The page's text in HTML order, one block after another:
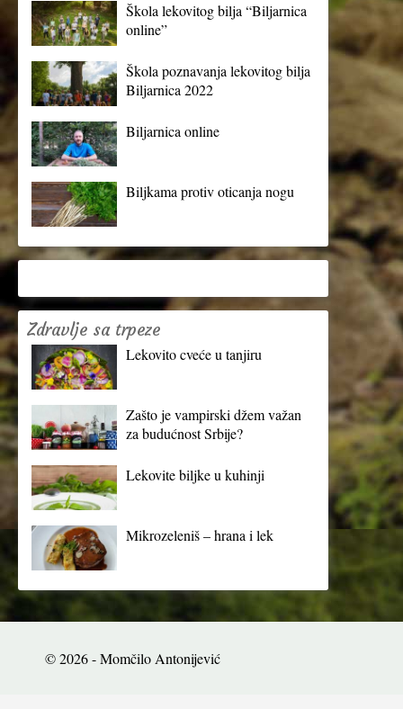
Škola lekovitog bilja “Biljarnica
online”
Škola poznavanja lekovitog bilja
Biljarnica 2022
Biljarnica online
Biljkama protiv oticanja nogu
Zdravlje sa trpeze
Lekovito cveće u tanjiru
Zašto je vampirski džem važan
za budućnost Srbije?
Lekovite biljke u kuhinji
Mikrozeleniš – hrana i lek
© 2026 - Momčilo Antonijević